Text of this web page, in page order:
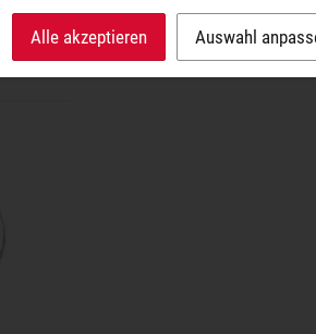
Alle akzeptieren Auswahl